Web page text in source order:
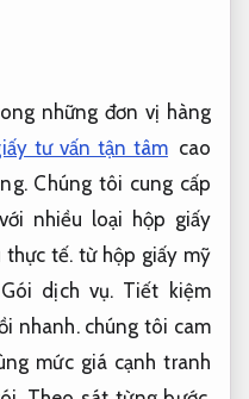
những đơn vị hàng
tư vấn tận tâm cao
Chúng tôi cung cấp
nhiều loại hộp giấy
thực tế. từ hộp giấy mỹ
Gói dịch vụ. Tiết kiệm
nhanh.chúng tôi cam
mức giá cạnh tranh